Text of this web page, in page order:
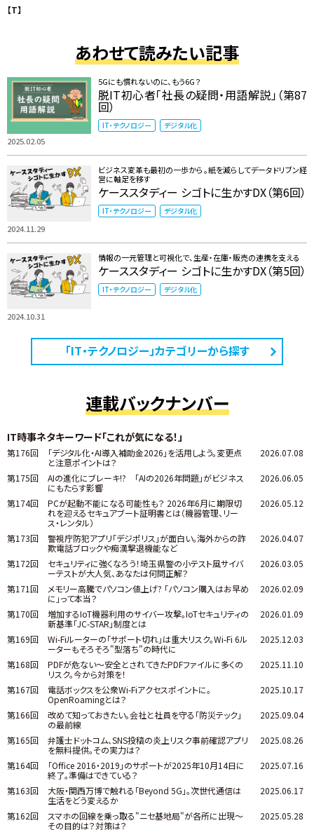
【T】
あわせて読みたい記事
2025.02.05
5Gにも慣れないのに、もう6G？
脱IT初心者「社長の疑問・用語解説」（第87
回）
IT・テクノロジー デジタル化
2024.11.29
ビジネス変革も最初の一歩から。紙を減らしてデータドリブン経
営に軸足を移す
ケーススタディー シゴトに生かすDX（第6回）
IT・テクノロジー デジタル化
2024.10.31
情報の一元管理と可視化で、生産・在庫・販売の連携を支える
ケーススタディー シゴトに生かすDX（第5回）
IT・テクノロジー デジタル化
「IT・テクノロジー」カテゴリーから探す
連載バックナンバー
IT時事ネタキーワード「これが気になる！」
第176回
「デジタル化・AI導入補助金2026」を活用しよう。変更点
と注意ポイントは？
2026.07.08
第175回
AIの進化にブレーキ!? 「AIの2026年問題」がビジネス
にもたらす影響
2026.06.05
第174回
PCが起動不能になる可能性も？ 2026年6月に期限切
れを迎えるセキュアブート証明書とは（機器管理、リー
ス・レンタル）
2026.05.12
第173回
警視庁防犯アプリ「デジポリス」が面白い。海外からの詐
欺電話ブロックや痴漢撃退機能など
2026.04.07
第172回
セキュリティに強くなろう！埼玉県警の小テスト風サイバ
ーテストが大人気、あなたは何問正解？
2026.03.05
第171回
メモリー高騰でパソコン値上げ? 「パソコン購入はお早め
に」って本当？
2026.02.09
第170回
増加するIoT機器利用のサイバー攻撃。IoTセキュリティの
新基準「JC-STAR」制度とは
2026.01.09
第169回
Wi-Fiルーターの「サポート切れ」は重大リスク。Wi-Fi 6ル
ーターもそろそろ"型落ち"の時代に
2025.12.03
第168回
PDFが危ない～安全とされてきたPDFファイルに多くの
リスク。今から対策を！
2025.11.10
第167回
電話ボックスを公衆Wi-Fiアクセスポイントに。
OpenRoamingとは？
2025.10.17
第166回
改めて知っておきたい。会社と社員を守る「防災テック」
の最前線
2025.09.04
第165回
弁護士ドットコム、SNS投稿の炎上リスク事前確認アプリ
を無料提供。その実力は？
2025.08.26
第164回
「Office 2016・2019」のサポートが2025年10月14日に
終了。準備はできている？
2025.07.16
第163回
大阪・関西万博で触れる「Beyond 5G」。次世代通信は
生活をどう変えるか
2025.06.17
第162回
スマホの回線を乗っ取る"ニセ基地局"が各所に出現～
その目的は？対策は？
2025.05.28